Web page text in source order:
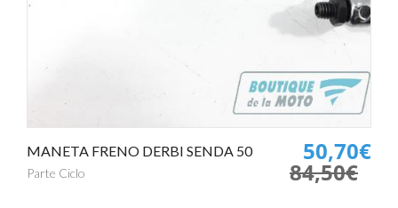
MANETA FRENO DERBI SENDA 50
Parte Ciclo
50,70€
84,50€